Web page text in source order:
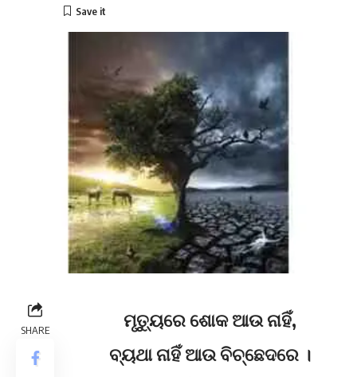
SHARE
ମୃତ୍ୟୁରେ ଶୋକ ଆଉ ନାହିଁ,
ବ୍ୟଥା ନାହିଁ ଆଉ ବିଚ୍ଛେଦରେ ।